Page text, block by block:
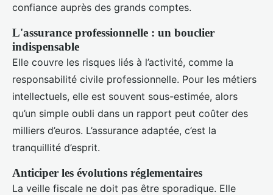
confiance auprès des grands comptes.
L'assurance professionnelle : un bouclier
indispensable
Elle couvre les risques liés à l’activité, comme la
responsabilité civile professionnelle. Pour les métiers
intellectuels, elle est souvent sous-estimée, alors
qu’un simple oubli dans un rapport peut coûter des
milliers d’euros. L’assurance adaptée, c’est la
tranquillité d’esprit.
Anticiper les évolutions réglementaires
La veille fiscale ne doit pas être sporadique. Elle